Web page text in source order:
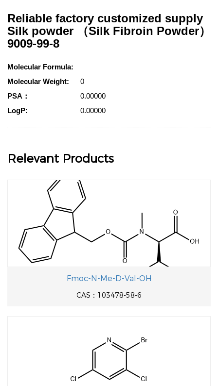
Reliable factory customized supply
Silk powder （Silk Fibroin Powder）
9009-99-8
Molecular Formula:
Molecular Weight:
0
PSA：
0.00000
LogP:
0.00000
Relevant Products
Fmoc-N-Me-D-Val-OH
CAS：103478-58-6